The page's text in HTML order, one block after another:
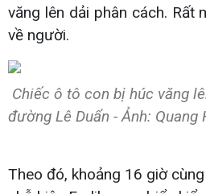
văng lên dải phân cách. Rất
về người.
Chiếc ô tô con bị húc văng
đường Lê Duẩn - Ảnh: Quang
Theo đó, khoảng 16 giờ